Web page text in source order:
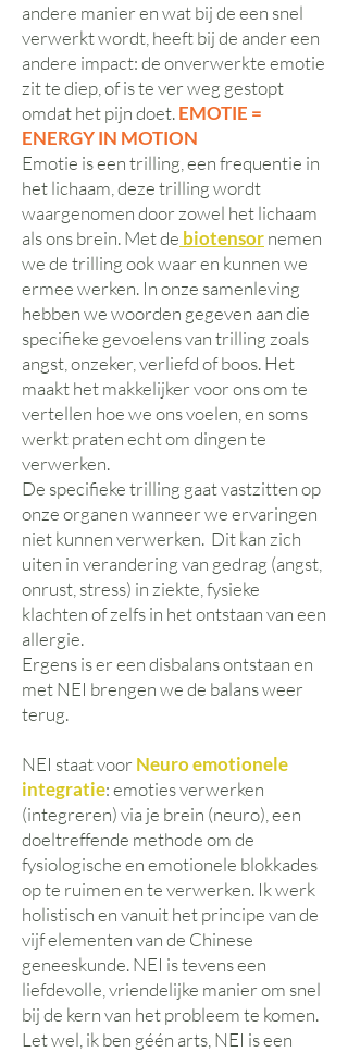
andere manier en wat bij de een snel
verwerkt wordt, heeft bij de ander een
andere impact: de onverwerkte emotie
zit te diep, of is te ver weg gestopt
omdat het pijn doet.EMOTIE =
ENERGY IN MOTION
Emotie is een trilling, een frequentie in
het lichaam, deze trilling wordt
waargenomen door zowel het lichaam
als ons brein. Met de biotensornemen
we de trilling ook waar en kunnen we
ermee werken. In onze samenleving
hebben we woorden gegeven aan die
specifieke gevoelens van trilling zoals
angst, onzeker, verliefd of boos. Het
maakt het makkelijker voor ons om te
vertellen hoe we ons voelen, en soms
werkt praten echt om dingen te
verwerken.
De specifieke trilling gaat vastzitten op
onze organen wanneer we ervaringen
niet kunnen verwerken. Dit kan zich
uiten in verandering van gedrag (angst,
onrust, stress) in ziekte, fysieke
klachten of zelfs in het ontstaan van een
allergie.
Ergens is er een disbalans ontstaan en
met NEI brengen we de balans weer
terug.
NEI staat voor Neuro emotionele
integratie: emoties verwerken
(integreren) via je brein (neuro), een
doeltreffende methode om de
fysiologische en emotionele blokkades
op te ruimen en te verwerken. Ik werk
holistisch en vanuit het principe van de
vijf elementen van de Chinese
geneeskunde. NEI istevens een
liefdevolle, vriendelijke manier om snel
bij de kern van het probleem te komen.
Let wel, ik ben géén arts, NEI is een